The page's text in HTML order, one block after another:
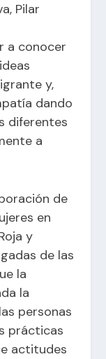
Pilar
a conocer
y,
dando
diferentes
a
de
en
y
de las
la
la
personas
prácticas
actitudes